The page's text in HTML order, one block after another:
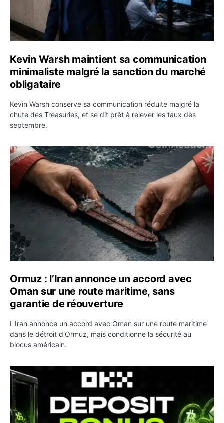
Kevin Warsh maintient sa communication
minimaliste malgré la sanction du marché
obligataire
Kevin Warsh conserve sa communication réduite malgré la
chute des Treasuries, et se dit prêt à relever les taux dès
septembre.
Ormuz : l’Iran annonce un accord avec Oman sur une
Ormuz : l’Iran annonce un accord avec
Oman sur une route maritime, sans
garantie de réouverture
L'Iran annonce un accord avec Oman sur une route maritime
dans le détroit d'Ormuz, mais conditionne la sécurité au
blocus américain.
OKX relance une campagne Deposit Bonus : jusqu’à 5